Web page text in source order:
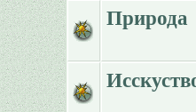
Природа